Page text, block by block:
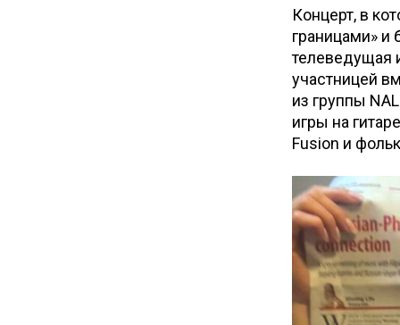
Концерт, в
границами» и
телеведущая
участницей
из группы
игры на
Fusion и